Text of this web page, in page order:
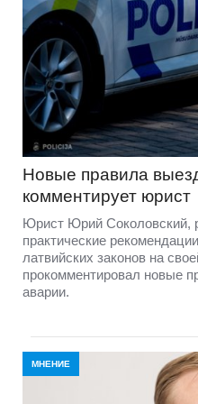
Новые правила
комментирует юрист
Юрист Юрий Соколовский,
практические
латвийских законов на
прокомментировал новые
аварии.
МНЕНИЕ